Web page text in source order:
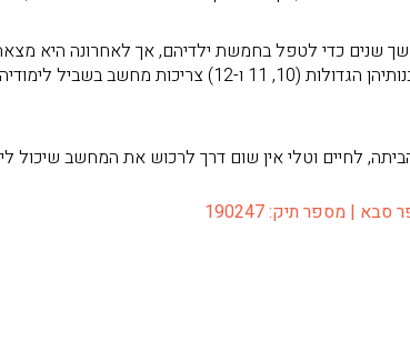
35, נשארה בבית במשך שנים כדי לטפל בחמשת ילדיהם, אך
היא ההכנסה היחידה של המשפחה. שלושת בנותיהן
לחיים וטלי אין שום דרך לרכוש את המחשב שיכול
| מספר תיק: 190247